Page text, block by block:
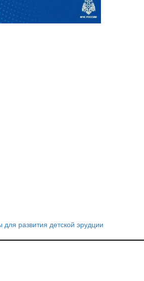
развития детской эрудции